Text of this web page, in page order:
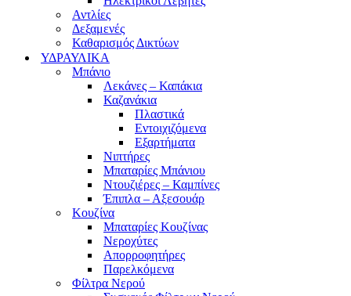
Αντλίες
Δεξαμενές
Καθαρισμός Δικτύων
ΥΔΡΑΥΛΙΚΑ
Μπάνιο
Λεκάνες – Καπάκια
Καζανάκια
Πλαστικά
Εντοιχιζόμενα
Εξαρτήματα
Νιπτήρες
Μπαταρίες Μπάνιου
Ντουζιέρες – Καμπίνες
Έπιπλα – Αξεσουάρ
Κουζίνα
Μπαταρίες Κουζίνας
Νεροχύτες
Απορροφητήρες
Παρελκόμενα
Φίλτρα Νερού